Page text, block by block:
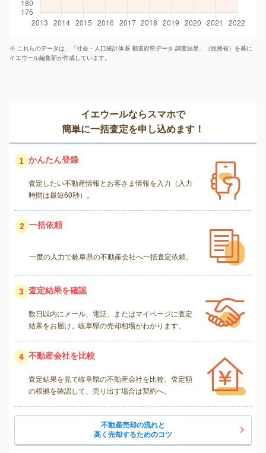
※ これらのデータは、「社会・人口統計体系 都道府県データ 調査結果」（総務省）を基に
イエウール編集部が作成しています。
イエウールならスマホで
簡単に一括査定を申し込めます！
1 かんたん登録
査定したい不動産情報とお客さま情報を入力（入力
時間は最短60秒）。
2 一括依頼
一度の入力で岐阜県の不動産会社へ一括査定依頼。
3 査定結果を確認
数日以内にメール、電話、またはマイページに査定
結果をお届け。岐阜県の売却相場がわかります。
4 不動産会社を比較
査定結果を見て岐阜県の不動産会社を比較。査定額
の根拠を確認して、売り出す場合は契約へ。
不動産売却の流れと
高く売却するためのコツ